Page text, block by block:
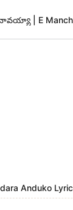
| E Manchi
Anduko